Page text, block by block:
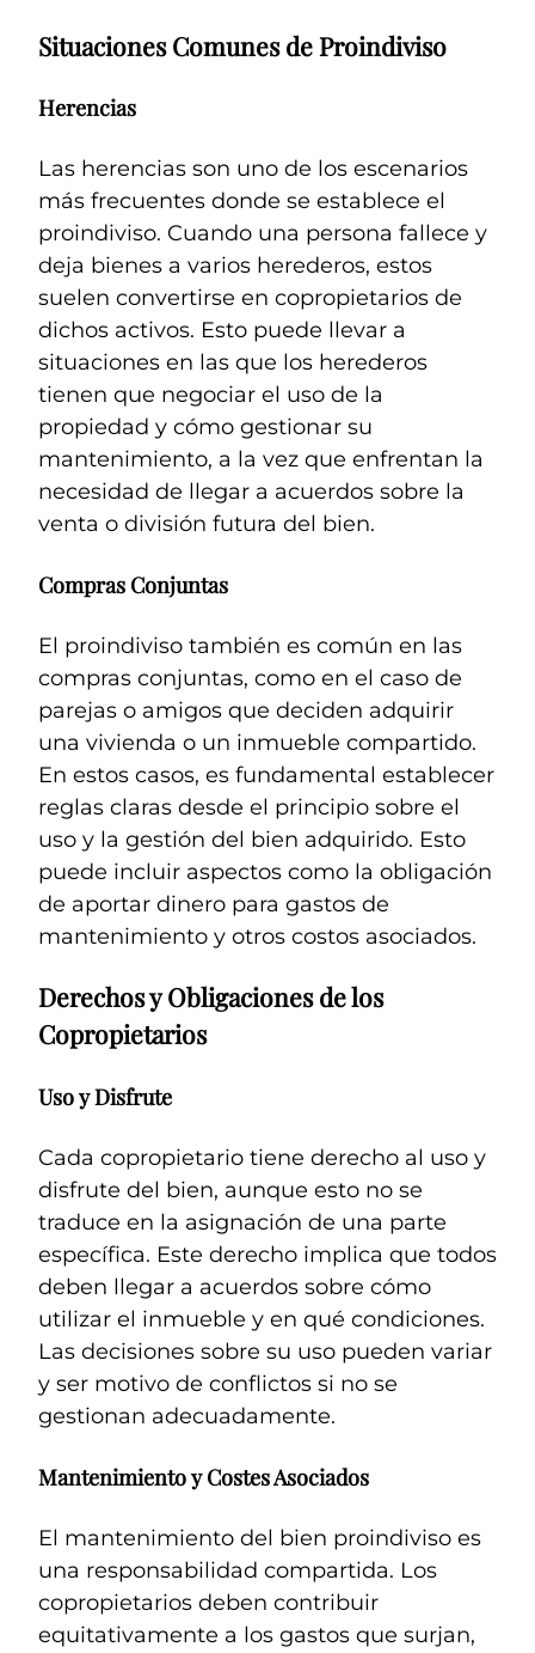
Situaciones Comunes de Proindiviso
Herencias
Las herencias son uno de los escenarios
más frecuentes donde se establece el
proindiviso. Cuando una persona fallece y
deja bienes a varios herederos, estos
suelen convertirse en copropietarios de
dichos activos. Esto puede llevar a
situaciones en las que los herederos
tienen que negociar el uso de la
propiedad y cómo gestionar su
mantenimiento, a la vez que enfrentan la
necesidad de llegar a acuerdos sobre la
venta o división futura del bien.
Compras Conjuntas
El proindiviso también es común en las
compras conjuntas, como en el caso de
parejas o amigos que deciden adquirir
una vivienda o un inmueble compartido.
En estos casos, es fundamental establecer
reglas claras desde el principio sobre el
uso y la gestión del bien adquirido. Esto
puede incluir aspectos como la obligación
de aportar dinero para gastos de
mantenimiento y otros costos asociados.
Derechos y Obligaciones de los
Copropietarios
Uso y Disfrute
Cada copropietario tiene derecho al uso y
disfrute del bien, aunque esto no se
traduce en la asignación de una parte
específica. Este derecho implica que todos
deben llegar a acuerdos sobre cómo
utilizar el inmueble y en qué condiciones.
Las decisiones sobre su uso pueden variar
y ser motivo de conflictos si no se
gestionan adecuadamente.
Mantenimiento y Costes Asociados
El mantenimiento del bien proindiviso es
una responsabilidad compartida. Los
copropietarios deben contribuir
equitativamente a los gastos que surjan,